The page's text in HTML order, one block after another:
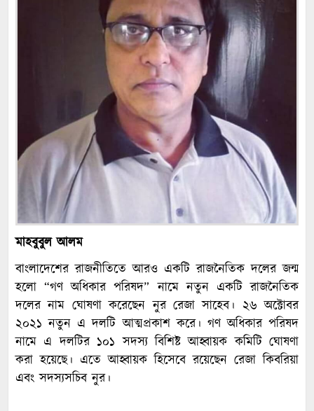
মাহবুবুল আলম
বাংলাদেশের রাজনীতিতে আরও একটি রাজনৈতিক দলের জন্ম
হলো “গণ অধিকার পরিষদ” নামে নতুন একটি রাজনৈতিক
দলের নাম ঘোষণা করেছেন নুর রেজা সাহেব। ২৬ অক্টোবর
২০২১ নতুন এ দলটি আত্মপ্রকাশ করে। গণ অধিকার পরিষদ
নামে এ দলটির ১০১ সদস্য বিশিষ্ট আহ্বায়ক কমিটি ঘোষণা
করা হয়েছে। এতে আহ্বায়ক হিসেবে রয়েছেন রেজা কিবরিয়া
এবং সদস্যসচিব নুর।